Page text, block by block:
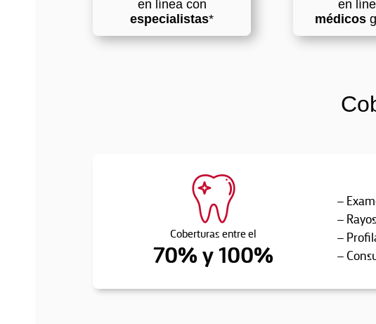
en línea con
especialistas*
en
médicos
Coberturas entre el
70% y 100%
–
–
–
–